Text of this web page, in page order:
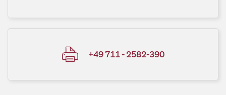
+49 711 - 2582-390